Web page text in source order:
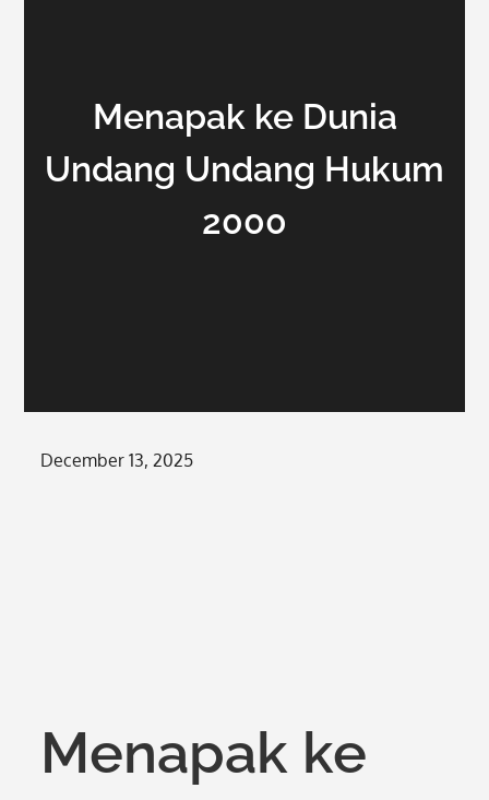
Menapak ke Dunia
Undang Undang Hukum
2000
Posted
December 13, 2025
Menapak ke